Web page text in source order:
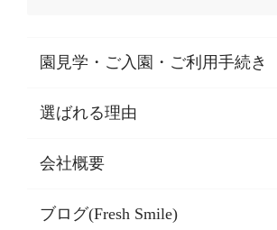
園見学・ご入園・ご利用手続き
園見学・ご入園・ご利用手続き
東京都認証保育所空き状況
選ばれる理由
選ばれる理由一覧
乳児期・幼児期・
会社概要
会社概要
ブログ(Fresh Smile)